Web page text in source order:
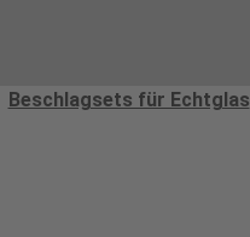
Beschlagsets für Echtglas